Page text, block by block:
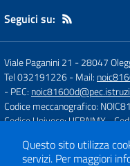
Seguici su:
Viale Paganini 21 -28047
Tel 032191226- Mail:
- PEC:
Codice meccanografico:
Codice Univoco: UFBNMX-
Questo sito utilizza
servizi. Per maggiori